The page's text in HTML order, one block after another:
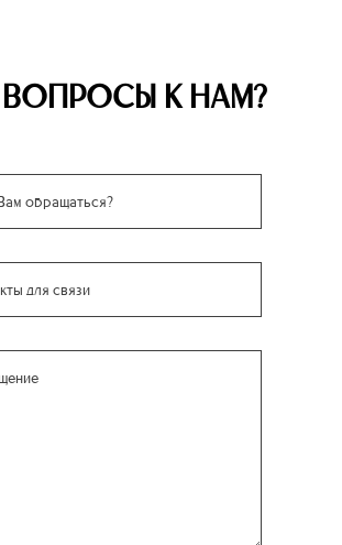
ВОПРОСЫ К НАМ?